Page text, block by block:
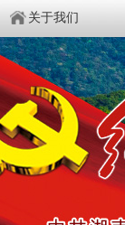
关于我们